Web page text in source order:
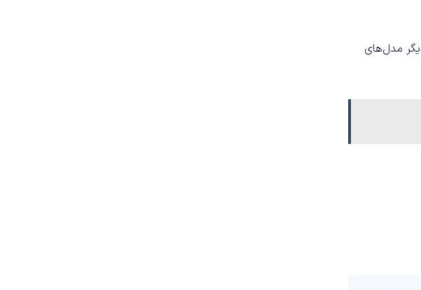
دیگر مدل‌های